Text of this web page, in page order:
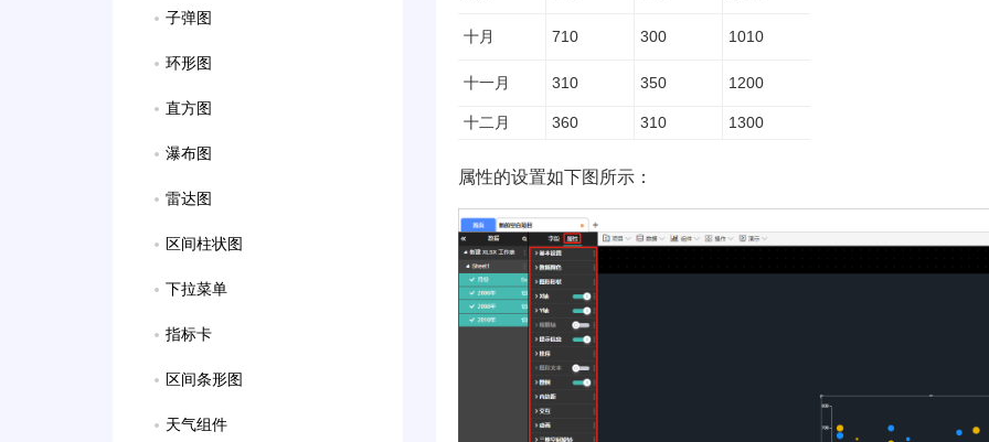
子弹图
环形图
直方图
瀑布图
雷达图
区间柱状图
下拉菜单
指标卡
区间条形图
天气组件
十月 710 300 1010
十一月 310 350 1200
十二月 360 310 1300
属性的设置如下图所示：